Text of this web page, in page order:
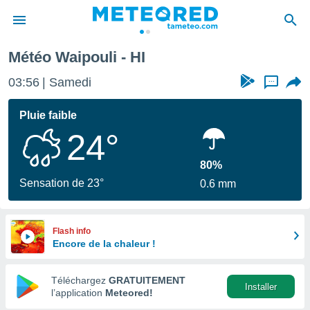
de
par
en
Météo Waipouli - HI
03:56 Samedi ...
Pluie faible
24°
Sensation de 23°
80%
0.6 mm
Flash info
Encore de la chaleur !
Téléchargez GRATUITEMENT
l’application Meteored!
Installer